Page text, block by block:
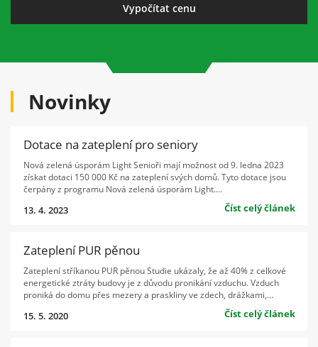
Novinky
Dotace na zateplení pro seniory
Nová zelená úsporám Light Senioři mají možnost od 9. ledna 2023
získat dotaci 150 000 Kč na zateplení svých domů. Tyto dotace jsou
čerpány z programu Nová zelená úsporám Light.…
13. 4. 2023 Číst celý článek
Zateplení PUR pěnou
Zateplení stříkanou PUR pěnou Studie ukázaly, že až 40% z celkové
energetické ztráty budovy je z důvodu pronikání vzduchu. Vzduch
proniká do domu přes mezery a praskliny ve zdech, drážkami,…
15. 5. 2020 Číst celý článek